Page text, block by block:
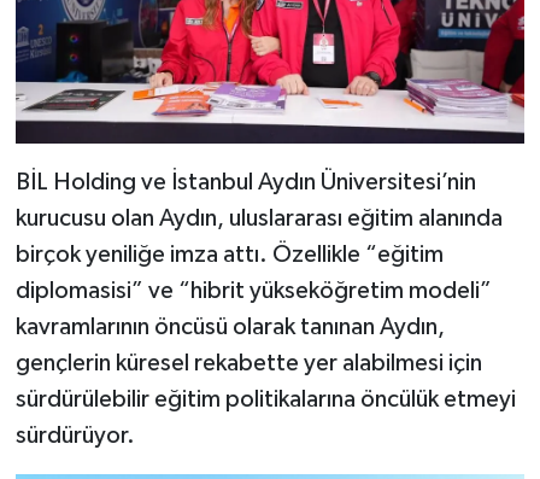
BİL Holding ve İstanbul Aydın Üniversitesi’nin
kurucusu olan Aydın, uluslararası eğitim alanında
birçok yeniliğe imza attı. Özellikle “eğitim
diplomasisi” ve “hibrit yükseköğretim modeli”
kavramlarının öncüsü olarak tanınan Aydın,
gençlerin küresel rekabette yer alabilmesi için
sürdürülebilir eğitim politikalarına öncülük etmeyi
sürdürüyor.